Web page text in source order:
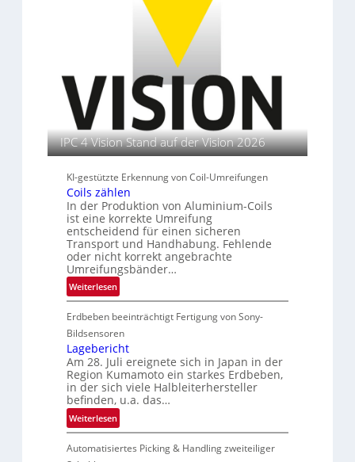
n
a
u
n
e
t
t
t
s
e
i
e
r
i
n
IPC 4 Vision Stand auf der Vision 2026
KI-gestützte Erkennung von Coil-Umreifungen
Coils zählen
In der Produktion von Aluminium-Coils
ist eine korrekte Umreifung
entscheidend für einen sicheren
Transport und Handhabung. Fehlende
oder nicht korrekt angebrachte
Umreifungsbänder…
Weiterlesen:
C
o
i
l
s
z
ä
h
l
e
n
Erdbeben beeinträchtigt Fertigung von Sony-
Bildsensoren
Lagebericht
Am 28. Juli ereignete sich in Japan in der
Region Kumamoto ein starkes Erdbeben,
in der sich viele Halbleiterhersteller
befinden, u.a. das…
Weiterlesen:
L
a
Automatisiertes Picking & Handling zweiteiliger